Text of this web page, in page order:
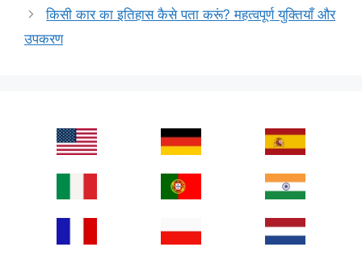
किसी कार का इतिहास कैसे पता करूं? महत्वपूर्ण युक्तियाँ और
उपकरण